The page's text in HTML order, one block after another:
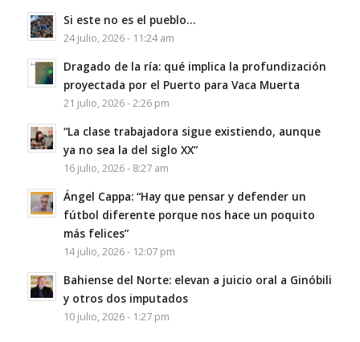
Si este no es el pueblo…
24 julio, 2026 - 11:24 am
Dragado de la ría: qué implica la profundización
proyectada por el Puerto para Vaca Muerta
21 julio, 2026 - 2:26 pm
“La clase trabajadora sigue existiendo, aunque
ya no sea la del siglo XX”
16 julio, 2026 - 8:27 am
Ángel Cappa: “Hay que pensar y defender un
fútbol diferente porque nos hace un poquito
más felices”
14 julio, 2026 - 12:07 pm
Bahiense del Norte: elevan a juicio oral a Ginóbili
y otros dos imputados
10 julio, 2026 - 1:27 pm